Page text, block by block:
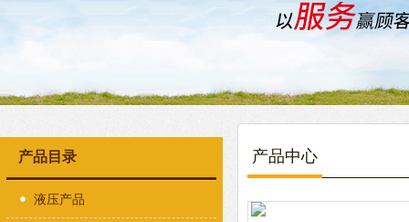
产品目录
液压产品
产品中心